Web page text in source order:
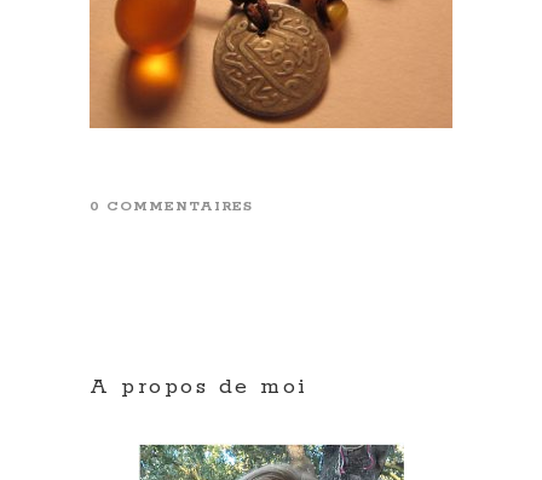
0 COMMENTAIRES
A propos de moi